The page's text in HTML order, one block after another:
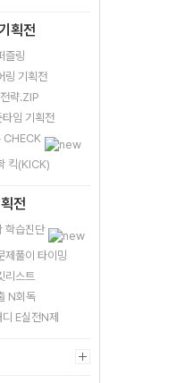
획전
즐링
링 기획전
략.ZIP
임 기획전
CHECK
킥(KICK)
전
학습진단
제풀이 타이밍
리스트
N회독
E실전N제